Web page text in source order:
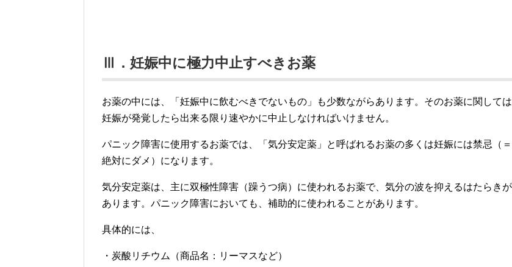
Ⅲ．妊娠中に極力中止すべきお薬
お薬の中には、「妊娠中に飲むべきでないもの」も少数ながらあります。そのお薬に関しては
妊娠が発覚したら出来る限り速やかに中止しなければいけません。
パニック障害に使用するお薬では、「気分安定薬」と呼ばれるお薬の多くは妊娠には禁忌（＝
絶対にダメ）になります。
気分安定薬は、主に双極性障害（躁うつ病）に使われるお薬で、気分の波を抑えるはたらきが
あります。パニック障害においても、補助的に使われることがあります。
具体的には、
・炭酸リチウム（商品名：リーマスなど）